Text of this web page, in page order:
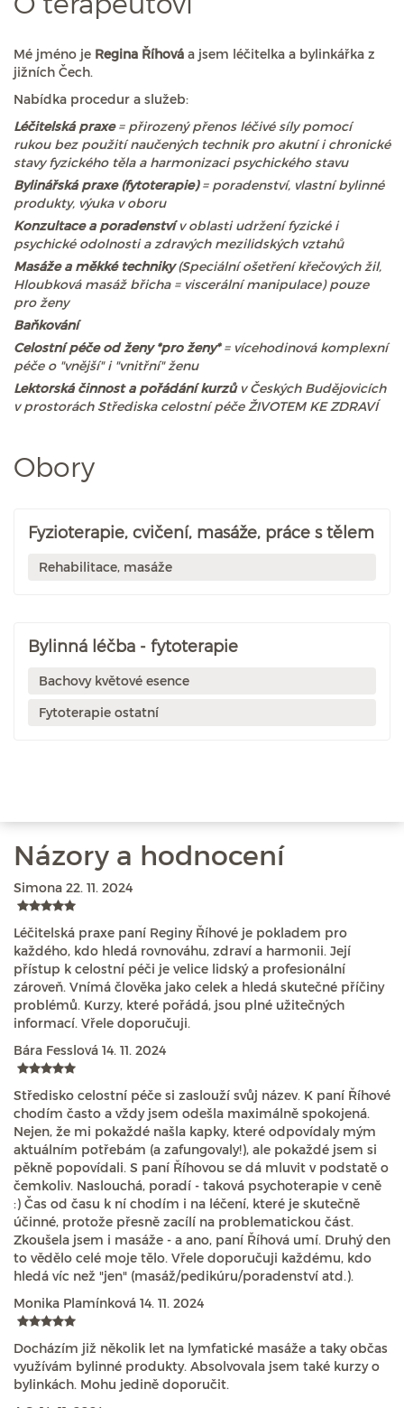
Mé jméno je Regina Říhová a jsem léčitelka a bylinkářka z
jižních Čech.
Nabídka procedur a služeb:
Léčitelská praxe= přirozený přenos léčivé síly pomocí
rukou bez použití naučených technik pro akutní i chronické
stavy fyzického těla a harmonizaci psychického stavu
Bylinářská praxe (fytoterapie) = poradenství, vlastní bylinné
produkty, výuka v oboru
Konzultace a poradenstvív oblasti udržení fyzické i
psychické odolnosti a zdravých mezilidských vztahů
Masáže a měkké techniky(Speciální ošetření křečových žil,
Hloubková masáž břicha = viscerální manipulace) pouze
pro ženy
Baňkování
Celostní péče od ženy *pro ženy*= vícehodinová komplexní
péče o "vnější" i "vnitřní" ženu
Lektorská činnost a pořádání kurzův Českých Budějovicích
v prostorách Střediska celostní péče ŽIVOTEM KE ZDRAVÍ
Obory
Fyzioterapie, cvičení, masáže, práce s tělem
Rehabilitace, masáže
Bylinná léčba - fytoterapie
Bachovy květové esence
Fytoterapie ostatní
Názory a hodnocení
Simona 22. 11. 2024
Léčitelská praxe paní Reginy Říhové je pokladem pro
každého, kdo hledá rovnováhu, zdraví a harmonii. Její
přístup k celostní péči je velice lidský a profesionální
zároveň. Vnímá člověka jako celek a hledá skutečné příčiny
problémů. Kurzy, které pořádá, jsou plné užitečných
informací. Vřele doporučuji.
Bára Fesslová 14. 11. 2024
Středisko celostní péče si zaslouží svůj název. K paní Říhové
chodím často a vždy jsem odešla maximálně spokojená.
Nejen, že mi pokaždé našla kapky, které odpovídaly mým
aktuálním potřebám (a zafungovaly!), ale pokaždé jsem si
pěkně popovídali. S paní Říhovou se dá mluvit v podstatě o
čemkoliv. Naslouchá, poradí - taková psychoterapie v ceně
:) Čas od času k ní chodím i na léčení, které je skutečně
účinné, protože přesně zacílí na problematickou část.
Zkoušela jsem i masáže - a ano, paní Říhová umí. Druhý den
to vědělo celé moje tělo. Vřele doporučuji každému, kdo
hledá víc než "jen" (masáž/pedikúru/poradenství atd.).
Monika Plamínková 14. 11. 2024
Docházím již několik let na lymfatické masáže a taky občas
využívám bylinné produkty. Absolvovala jsem také kurzy o
bylinkách. Mohu jedině doporučit.